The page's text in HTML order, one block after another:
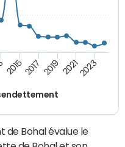
20152017 2019 20212023
de Bohal évalue le